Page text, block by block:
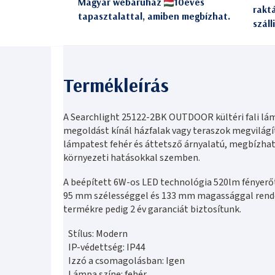
tapasztalattal, amiben megbízhat.
A Searchlight 25122-2BK OUTDOOR kültéri fali
megoldást kínál házfalak vagy teraszok
lámpatest fehér és áttetsző árnyalatú,
környezeti hatásokkal szemben.
A beépített 6W-os LED technológia 520lm
95 mm szélességgel és 133 mm magassággal
termékre pedig 2 év garanciát biztosítunk.
Stílus: Modern
IP-védettség: IP44
Izzó a csomagolásban: Igen